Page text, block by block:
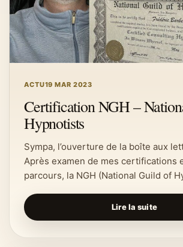
ACTU19 MAR 2023
Certification NGH –
Hypnotists
Sympa, l’ouverture de la boîte aux
Après examen de mes certifications
parcours, la NGH (National Guild of
Lire la suite